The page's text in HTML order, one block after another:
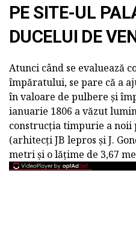
PE SITE-UL
DUCELUI DE
Atunci când se evaluează
împăratului, se pare că a
în valoare de pulbere și
ianuarie 1806 a văzut
construcția timpurie a noii
(arhitecți JB lepros și J.
metri și o lățime de 3,67